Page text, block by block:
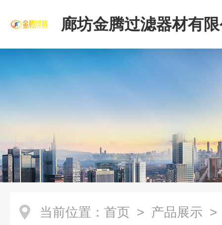
廊坊金腾过滤器材有
当前位置： 首页 > 产品展示